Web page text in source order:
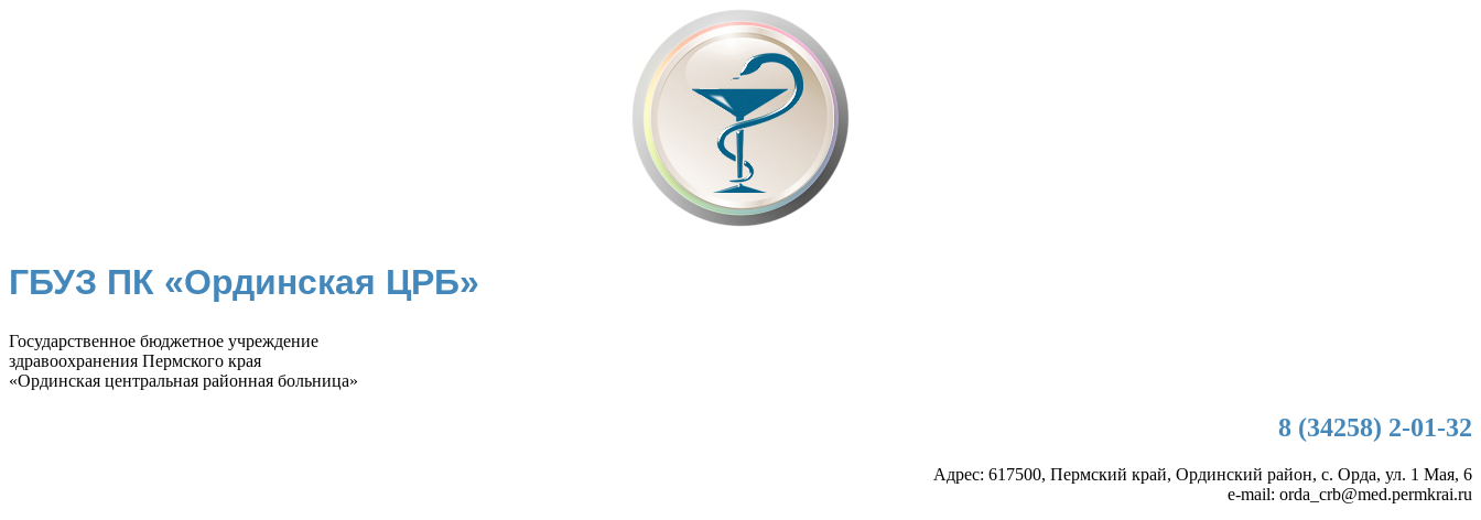
ГБУЗ ПК «Ординская ЦРБ»
Государственное бюджетное учреждение
здравоохранения Пермского края
«Ординская центральная районная больница»
8 (34258) 2-01-32
Адрес: 617500, Пермский край, Ординский район, с. Орда, ул. 1 Мая, 6
e-mail: orda_crb@med.permkrai.ru